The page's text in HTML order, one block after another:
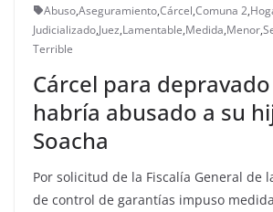
Abuso,Aseguramiento,Cárcel,Comuna 2,
Judicializado,Juez,Lamentable,Medida,Menor,
Terrible
Cárcel para
habría abusado a su
Soacha
Por solicitud de la Fiscalía General de
de control de garantías impuso